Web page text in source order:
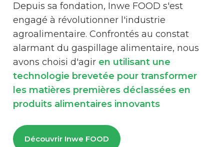
Depuis sa fondation, Inwe FOOD s'est
engagé à révolutionner l'industrie
agroalimentaire. Confrontés au constat
alarmant du gaspillage alimentaire, nous
avons choisi d'agir en utilisant une
technologie brevetée pour transformer
les matières premières déclassées en
produits alimentaires innovants
Découvrir Inwe FOOD